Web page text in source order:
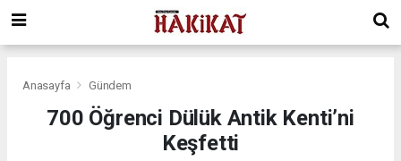
Anasayfa Gündem
700 Öğrenci Dülük Antik Kenti’ni
Keşfetti